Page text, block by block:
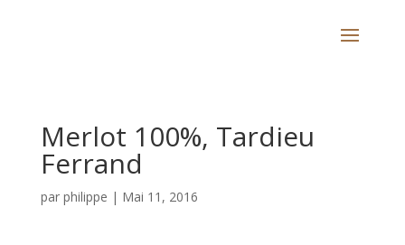
Merlot 100%, Tardieu
Ferrand
par philippe | Mai 11, 2016